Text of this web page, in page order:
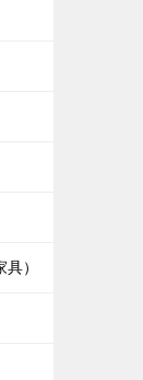
）